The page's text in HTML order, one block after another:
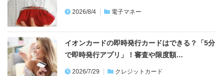
2026/8/4 電子マネー
イオンカードの即時発行カードはできる？「5分
で即時発行アプリ」！審査や限度額…
2026/7/29 クレジットカード